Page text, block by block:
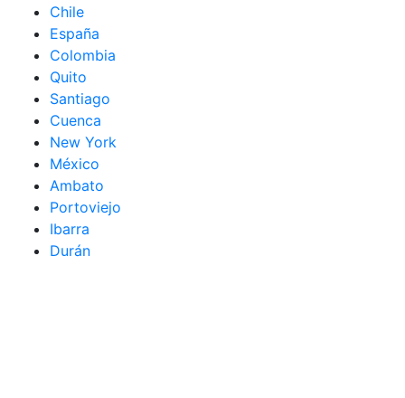
Chile
España
Colombia
Quito
Santiago
Cuenca
New York
México
Ambato
Portoviejo
Ibarra
Durán